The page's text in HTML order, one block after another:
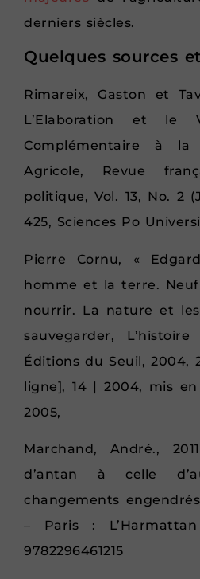
derniers siècles.
Quelques sources
Rimareix, Gaston et
L’Elaboration et
Complémentaire à la
Agricole, Revue
politique, Vol. 13, No. 2
425, Sciences Po
Pierre Cornu, «
homme et la terre. Neuf
nourrir. La nature et
sauvegarder,
Éditions du Seuil, 2004,
ligne], 14 | 2004, mis
2005,
Marchand, André.,
d’antan à celle
changements
– Paris :
9782296461215